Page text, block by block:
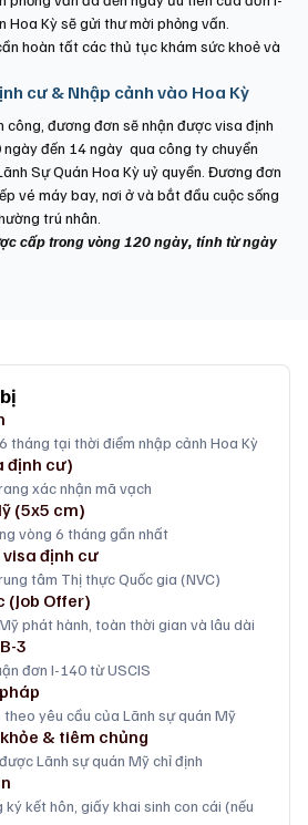
Hoa Kỳ sẽ gửi thư mời phỏng vấn.
hoàn tất các thủ tục khám sức khoẻ và
cư & Nhập cảnh vào Hoa Kỳ
công, đương đơn sẽ nhận được visa định
đến 14 ngày qua công ty chuyển
Sự Quán Hoa Kỳ uỷ quyền. Đương đơn
vé máy bay, nơi ở và bắt đầu cuộc sống
trú nhân.
cấp trong vòng 120 ngày, tính từ ngày
tháng tại thời điểm nhập cảnh Hoa Kỳ
định cư)
xác nhận mã vạch
(5x5 cm)
vòng 6 tháng gần nhất
visa định cư
tâm Thị thực Quốc gia (NVC)
(Job Offer)
phát hành, toàn thời gian và lâu dài
3
đơn I-140 từ USCIS
theo yêu cầu của Lãnh sự quán Mỹ
& tiêm chủng
Lãnh sự quán Mỹ chỉ định
ký kết hôn, giấy khai sinh con cái (nếu